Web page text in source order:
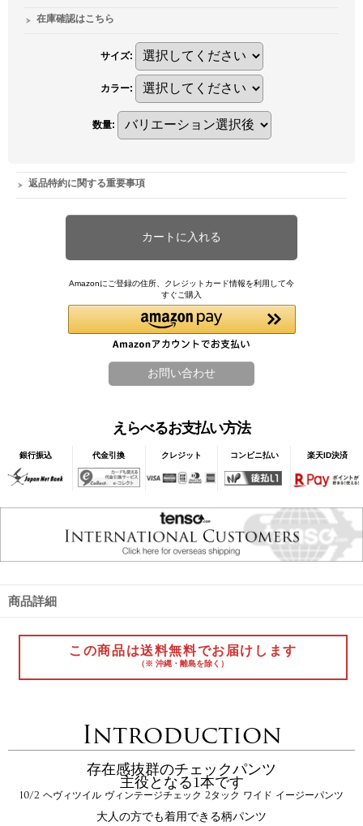
在庫確認はこちら
サイズ:
カラー:
数量:
返品特約に関する重要事項
Amazonにご登録の住所、クレジットカード情報を利用して今
すぐご購入
えらべるお支払い方法
銀行振込 代金引換 クレジット コンビニ払い 楽天ID決済
商品詳細
この商品は送料無料でお届けします
（※ 沖縄・離島を除く）
Introduction
存在感抜群のチェックパンツ
主役となる1本です
10/2 ヘヴィツイル ヴィンテージチェック 2タック ワイド イージーパンツ
大人の方でも着用できる柄パンツ